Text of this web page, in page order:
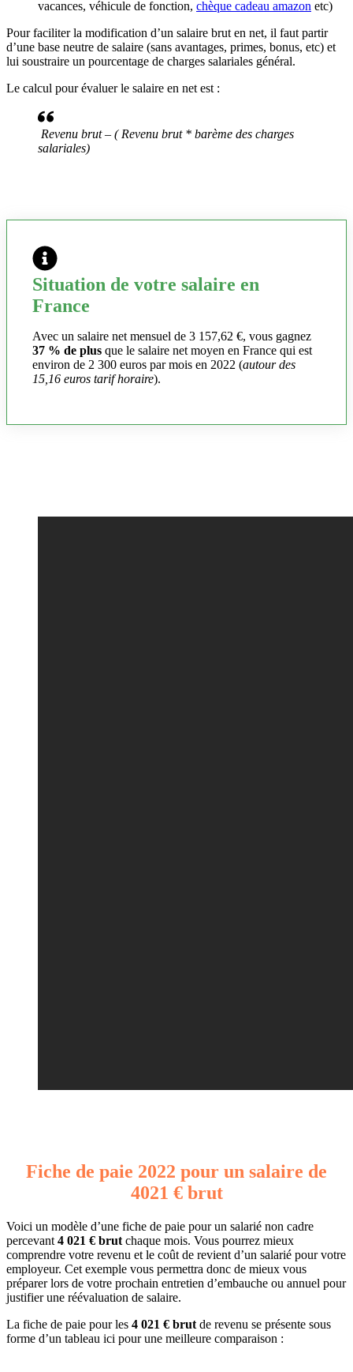
vacances, véhicule de fonction, chèque cadeau amazon etc)
Pour faciliter la modification d’un salaire brut en net, il faut partir
d’une base neutre de salaire (sans avantages, primes, bonus, etc) et
lui soustraire un pourcentage de charges salariales général.
Le calcul pour évaluer le salaire en net est :
Revenu brut – ( Revenu brut * barème des charges
salariales)
Situation de votre salaire en
France
Avec un salaire net mensuel de 3 157,62 €, vous gagnez
37 % de plus que le salaire net moyen en France qui est
environ de 2 300 euros par mois en 2022 (autour des
15,16 euros tarif horaire).
Fiche de paie 2022 pour un salaire de
4021 € brut
Voici un modèle d’une fiche de paie pour un salarié non cadre
percevant 4 021 € brut chaque mois. Vous pourrez mieux
comprendre votre revenu et le coût de revient d’un salarié pour votre
employeur. Cet exemple vous permettra donc de mieux vous
préparer lors de votre prochain entretien d’embauche ou annuel pour
justifier une réévaluation de salaire.
La fiche de paie pour les 4 021 € brut de revenu se présente sous
forme d’un tableau ici pour une meilleure comparaison :